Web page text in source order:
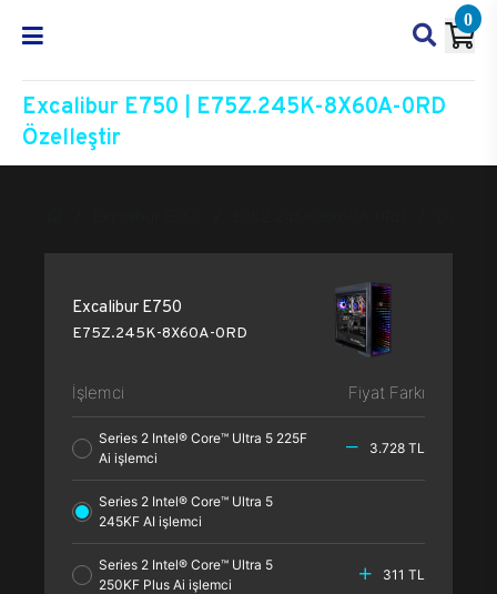
0
Excalibur E750 | E75Z.245K-8X60A-0RD
Özelleştir
Excalibur E750
E75Z.245K-8X60A-0RD
İşlemci Fiyat Farkı
Series 2 Intel® Core™ Ultra 5 225F
Ai işlemci
3.728 TL
Series 2 Intel® Core™ Ultra 5
245KF AI işlemci
Series 2 Intel® Core™ Ultra 5
250KF Plus Ai işlemci
311 TL